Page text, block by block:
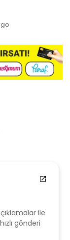
ile
gönderi